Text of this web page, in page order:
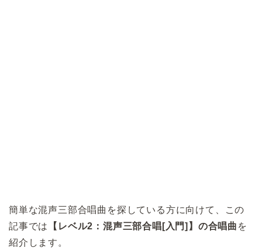
簡単な混声三部合唱曲を探している方に向けて、この
記事では
【レベル2：混声三部合唱[入門]】の合唱曲 を
紹介します。